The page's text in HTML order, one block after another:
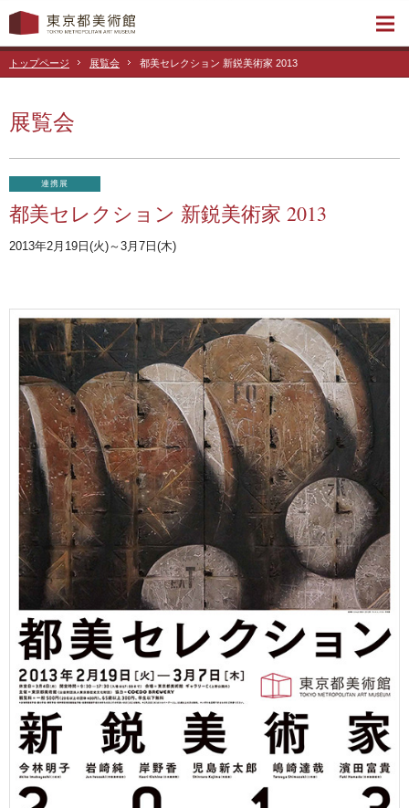
トップページ 展覧会 都美セレクション 新鋭美術家 2013
展覧会
連携展
都美セレクション 新鋭美術家 2013
2013年2月19日(火)～3月7日(木)